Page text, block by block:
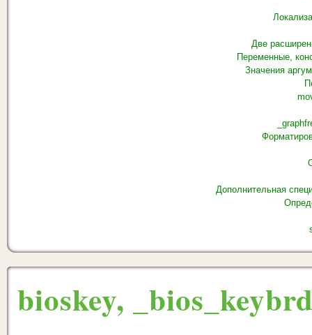
Две
Переменные,
Значения
Дополнительная
bioskey,